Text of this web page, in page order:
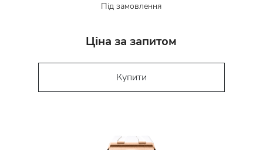
Під замовлення
Ціна за запитом
Купити